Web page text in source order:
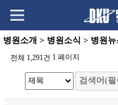
content
menu
병원소개 > 병원소식 > 병원뉴
전체 1,291건 1 페이지